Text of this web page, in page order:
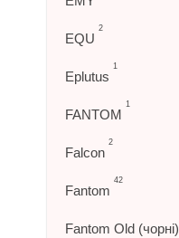
EQU
2
Eplutus
1
FANTOM
1
Falcon
2
Fantom
42
Fantom Old (чорні)